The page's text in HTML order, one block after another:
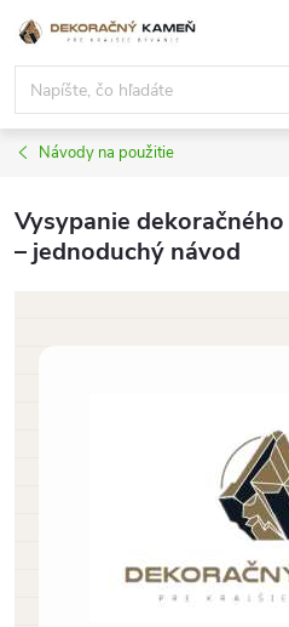
Prejsť
obsah
Návody na použitie
Vysypanie
– jednoduchý návod